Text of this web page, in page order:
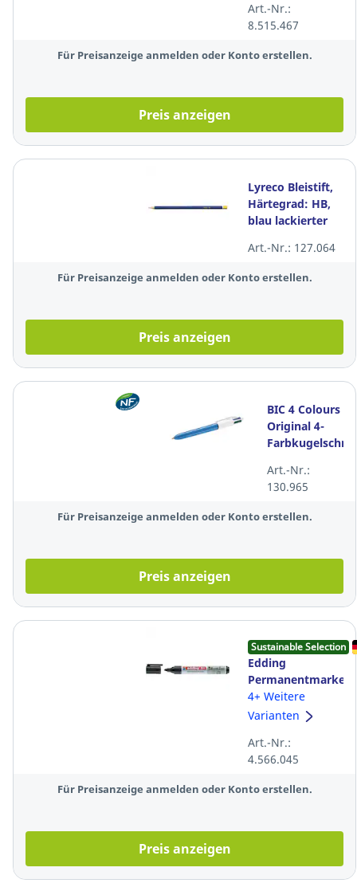
0,7mm, 4-farbig
Art.-Nr.:
8.515.467
Für Preisanzeige anmelden oder Konto erstellen.
Preis anzeigen
Lyreco Bleistift,
Härtegrad: HB,
blau lackierter
Art.-Nr.: 127.064
Für Preisanzeige anmelden oder Konto erstellen.
Preis anzeigen
BIC 4 Colours
Original 4-
Strichstärke
0,4mm
Art.-Nr.:
130.965
Für Preisanzeige anmelden oder Konto erstellen.
Preis anzeigen
Sustainable Selection
Edding
Permanentmarker
21, Rundspitze,
Strichstärke: 1,5-
4+ Weitere
Varianten
Art.-Nr.:
4.566.045
Für Preisanzeige anmelden oder Konto erstellen.
Preis anzeigen